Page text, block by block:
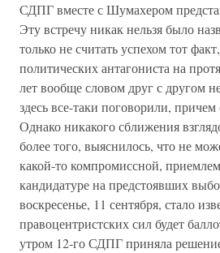
СДПГ вместе с Шумахером
Эту встречу никак нельзя было
только не считать успехом тот
политических антагониста на
лет вообще словом друг с другом
здесь все-таки поговорили,
Однако никакого сближения
более того, выяснилось, что не
какой-то компромиссной,
кандидатуре на предстоявших
воскресенье, 11 сентября, стало
правоцентристских сил будет
утром 12-го СДПГ приняла